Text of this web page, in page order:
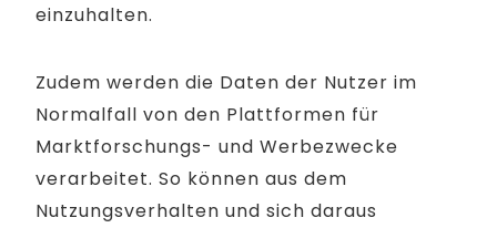
einzuhalten.
Zudem werden die Daten der Nutzer im
Normalfall von den Plattformen für
Marktforschungs- und Werbezwecke
verarbeitet. So können aus dem
Nutzungsverhalten und sich daraus